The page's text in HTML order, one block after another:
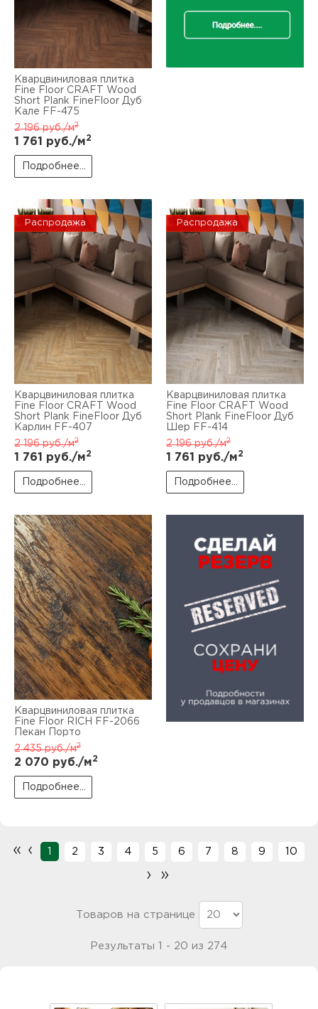
Кварцвиниловая плитка
Fine Floor CRAFT Wood
Short Plank FineFloor Дуб
Кале FF-475
2 196руб./м2
1 761 руб./м2
Подробнее...
Распродажа
Кварцвиниловая плитка
Fine Floor CRAFT Wood
Short Plank FineFloor Дуб
Карлин FF-407
2 196руб./м2
1 761 руб./м2
Подробнее...
Распродажа
Кварцвиниловая плитка
Fine Floor CRAFT Wood
Short Plank FineFloor Дуб
Шер FF-414
2 196руб./м2
1 761 руб./м2
Подробнее...
Кварцвиниловая плитка
Fine Floor RICH FF-2066
Пекан Порто
2 435руб./м2
2 070 руб./м2
Подробнее...
« ‹ 1 2 3 4 5 6 7 8 9 10
› »
Товаров на странице
Результаты 1 - 20 из 274